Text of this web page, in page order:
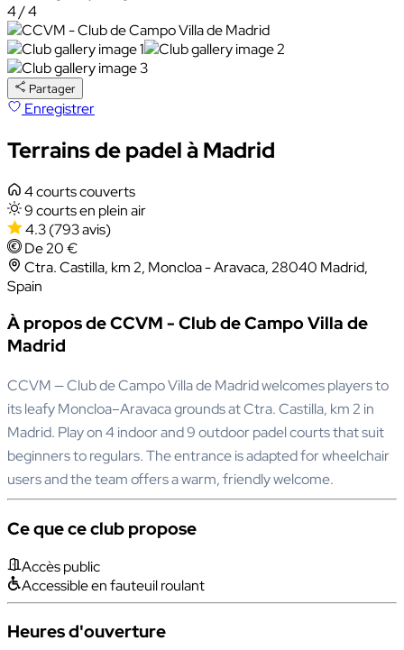
4 / 4
Partager
Enregistrer
Terrains de padel à Madrid
4 courts couverts
9 courts en plein air
4.3(793 avis)
De 20 €
Ctra. Castilla, km 2, Moncloa - Aravaca, 28040 Madrid,
Spain
À propos de CCVM - Club de Campo Villa de
Madrid
CCVM — Club de Campo Villa de Madrid welcomes players to
its leafy Moncloa–Aravaca grounds at Ctra. Castilla, km 2 in
Madrid. Play on 4 indoor and 9 outdoor padel courts that suit
beginners to regulars. The entrance is adapted for wheelchair
users and the team offers a warm, friendly welcome.
Ce que ce club propose
Accès public
Accessible en fauteuil roulant
Heures d'ouverture